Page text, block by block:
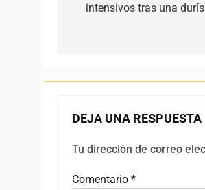
intensivos tras una
DEJA UNA RESPUESTA
Tu dirección de correo
Comentario *